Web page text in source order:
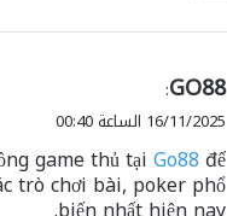
ي
ق
ل
GO88
:
16/11/2025 الساعة 00:40
game thủ tạiGo88 để
trò chơi bài, poker phổ